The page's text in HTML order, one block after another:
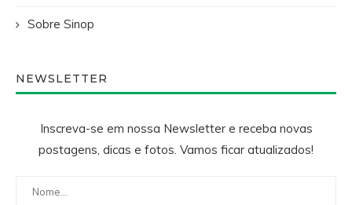
Sobre Sinop
NEWSLETTER
Inscreva-se em nossa Newsletter e receba novas
postagens, dicas e fotos. Vamos ficar atualizados!